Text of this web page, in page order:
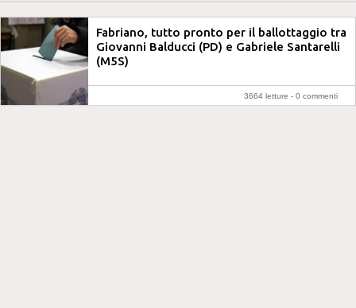
Fabriano, tutto pronto per il ballottaggio tra
Giovanni Balducci (PD) e Gabriele Santarelli
(M5S)
3664 letture - 0 commenti